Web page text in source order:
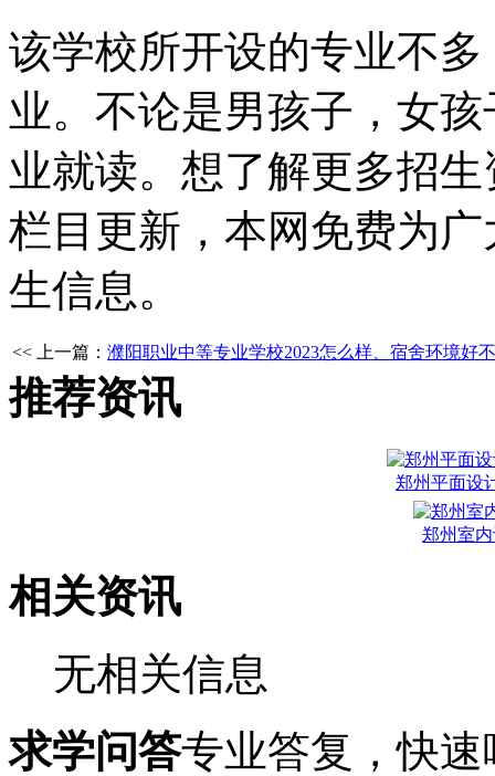
该学校所开设的专业不
业。不论是男孩子，女
业就读。想了解更多招
栏目更新，本网免费为
生信息。
<< 上一篇： 濮阳职业中等专业学校2023怎么样、宿舍环境好
推荐资讯
郑州平面设
郑州室
相关资讯
无相关信息
求学问答专业答复，快速